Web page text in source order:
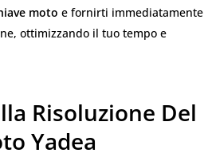
moto e fornirti immediatamente
ottimizzando il tuo tempo e
Risoluzione Del
Yadea